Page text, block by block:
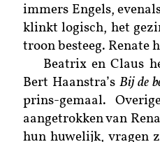
immers Engels,
klinkt logisch, het
troon besteeg. Renate
Beatrix en Claus
Bert Haanstra’s Bij de
prins-gemaal.
aangetrokken van
hun huwelijk, vragen